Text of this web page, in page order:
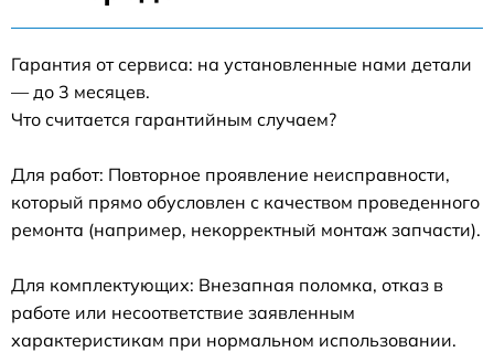
Гарантия от сервиса: на установленные нами детали
— до 3 месяцев.
Что считается гарантийным случаем?
Для работ: Повторное проявление неисправности,
который прямо обусловлен с качеством проведенного
ремонта (например, некорректный монтаж запчасти).
Для комплектующих: Внезапная поломка, отказ в
работе или несоответствие заявленным
характеристикам при нормальном использовании.